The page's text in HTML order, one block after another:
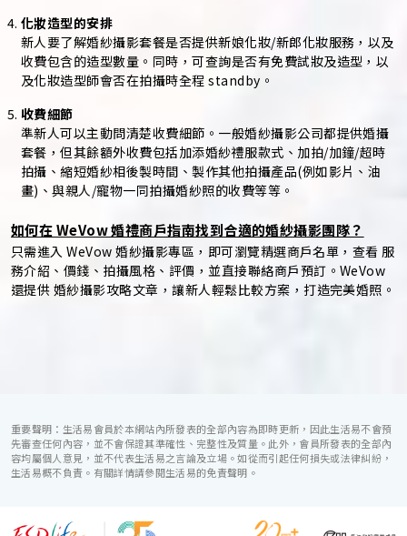
化妝造型的安排
新人要了解婚紗攝影套餐是否提供新娘化妝/新郎化妝服務，以及
收費包含的造型數量。同時，可查詢是否有免費試妝及造型，以
及化妝造型師會否在拍攝時全程 standby。
收費細節
準新人可以主動問清楚收費細節。一般婚紗攝影公司都提供婚攝
套餐，但其餘額外收費包括加添婚紗禮服款式、加拍/加鐘/超時
拍攝、縮短婚紗相後製時間、製作其他拍攝產品(例如影片、油
畫)、與親人/寵物一同拍攝婚紗照的收費等等。
如何在 WeVow 婚禮商戶指南找到合適的婚紗攝影團隊？
只需進入 WeVow 婚紗攝影專區，即可瀏覽精選商戶名單，查看 服
務介紹、價錢、拍攝風格、評價，並直接聯絡商戶預訂。WeVow
還提供 婚紗攝影攻略文章，讓新人輕鬆比較方案，打造完美婚照。
重要聲明：生活易會員於本網站內所發表的全部內容為即時更新，因此生活易不會預
先審查任何內容，並不會保證其準確性、完整性及質量。此外，會員所發表的全部內
容均屬個人意見，並不代表生活易之言論及立場。如從而引起任何損失或法律糾紛，
生活易概不負責。有關詳情請參閱生活易的免責聲明。